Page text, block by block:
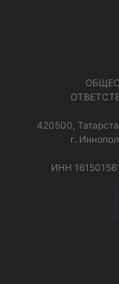
420500,
г.
ИНН